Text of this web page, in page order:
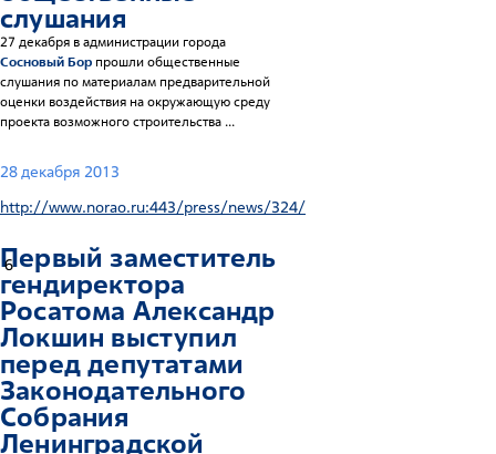
слушания
27 декабря в администрации города
Сосновый Бор прошли общественные
слушания по материалам предварительной
оценки воздействия на окружающую среду
проекта возможного строительства ...
28 декабря 2013
http://www.norao.ru:443/press/news/324/
6
Первый заместитель
гендиректора
Росатома Александр
Локшин выступил
перед депутатами
Законодательного
Собрания
Ленинградской